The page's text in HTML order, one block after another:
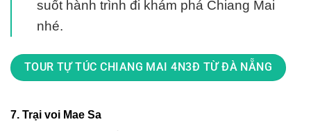
suốt hành trình đi khám phá Chiang Mai
nhé.
TOUR TỰ TÚC CHIANG MAI 4N3Đ TỪ ĐÀ NẴNG
7. Trại voi Mae Sa